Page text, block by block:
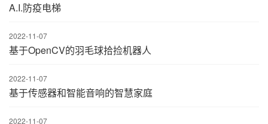
A.I.防疫电梯
2022-11-07
基于OpenCV的羽毛球拾捡机器人
2022-11-07
基于传感器和智能音响的智慧家庭
2022-11-07